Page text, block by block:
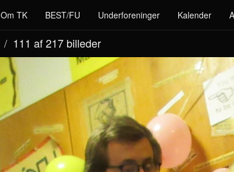
Om TK BEST/FU Underforeninger Kalender
111 af 217 billeder